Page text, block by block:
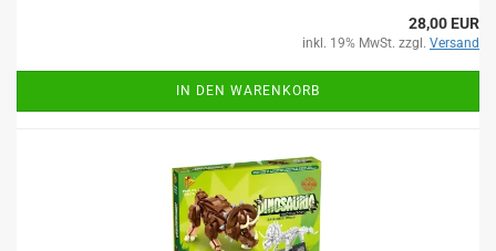
28,00 EUR
inkl. 19% MwSt. zzgl. Versand
IN DEN WARENKORB